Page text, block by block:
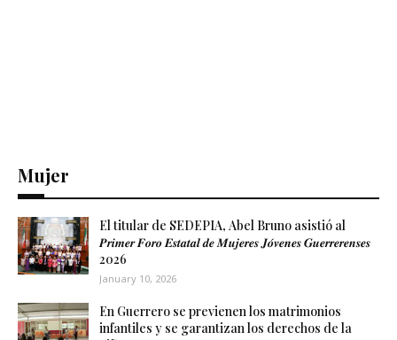
Mujer
El titular de SEDEPIA, Abel Bruno asistió al
𝑷𝒓𝒊𝒎𝒆𝒓 𝑭𝒐𝒓𝒐 𝑬𝒔𝒕𝒂𝒕𝒂𝒍 𝒅𝒆 𝑴𝒖𝒋𝒆𝒓𝒆𝒔 𝑱𝒐́𝒗𝒆𝒏𝒆𝒔 𝑮𝒖𝒆𝒓𝒓𝒆𝒓𝒆𝒏𝒔𝒆𝒔
2026
January 10, 2026
En Guerrero se previenen los matrimonios
infantiles y se garantizan los derechos de la